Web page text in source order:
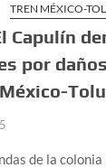
TREN MÉXICO-
Capulín
por
de la